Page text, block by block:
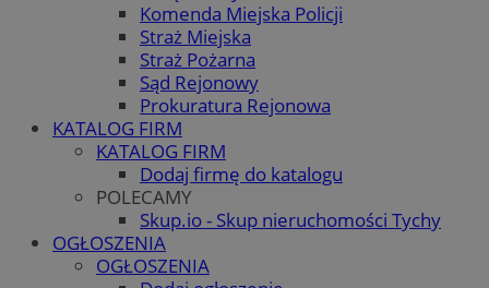
Komenda Miejska Policji
Straż Miejska
Straż Pożarna
Sąd Rejonowy
Prokuratura Rejonowa
KATALOG FIRM
KATALOG FIRM
Dodaj firmę do katalogu
POLECAMY
Skup.io - Skup nieruchomości Tychy
OGŁOSZENIA
OGŁOSZENIA